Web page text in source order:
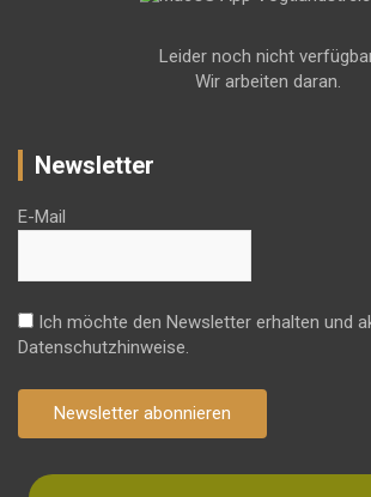
Leider noch nicht
Wir arbeiten daran.
Newsletter
E-Mail
Ich möchte den Newsletter erhalten und
Datenschutzhinweise.
Newsletter abonnieren